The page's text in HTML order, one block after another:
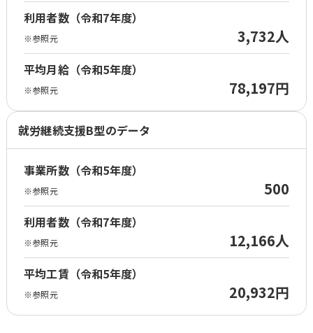
利用者数（令和7年度）
※参照元 3,732人
平均月給（令和5年度）
※参照元 78,197円
就労継続支援B型のデータ
事業所数（令和5年度）
※参照元 500
利用者数（令和7年度）
※参照元 12,166人
平均工賃（令和5年度）
※参照元 20,932円